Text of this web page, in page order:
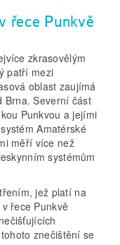
řece Punkvě
zkrasovělým
patří mezi
oblast zaujímá
Brna. Severní část
Punkvou a jejími
Amatérské
měří více než
systémům
jež platí na
řece Punkvě
znečištění se